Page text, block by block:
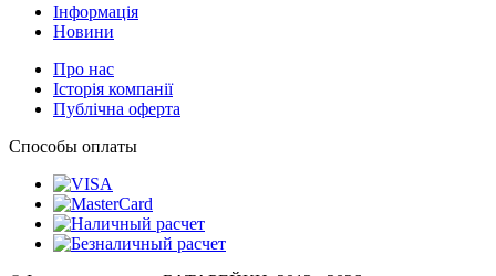
Інформація
Новини
Про нас
Історія компанії
Публічна оферта
Способы оплаты